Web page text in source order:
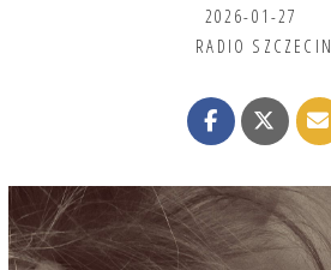
2026-01-27
RADIO SZCZECIN